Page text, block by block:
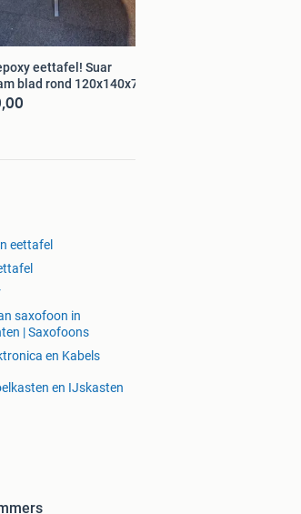
eettafel! Suar
blad rond 120x140x78 cm
eettafel
saxofoon in
| Saxofoons
en Kabels
en IJskasten